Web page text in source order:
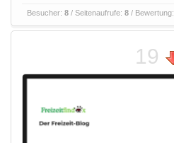
Besucher: 8/ Seitenaufrufe: 8/ Bewertung:
19